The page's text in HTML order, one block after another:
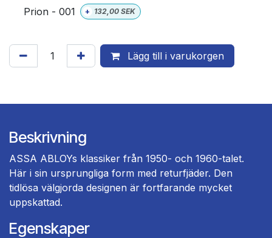
Prion - 001 + 132,00 SEK
Lägg till i varukorgen
Beskrivning
ASSA ABLOYs klassiker från 1950- och 1960-talet.
Här i sin ursprungliga form med returfjäder. Den
tidlösa välgjorda designen är fortfarande mycket
uppskattad.
Egenskaper